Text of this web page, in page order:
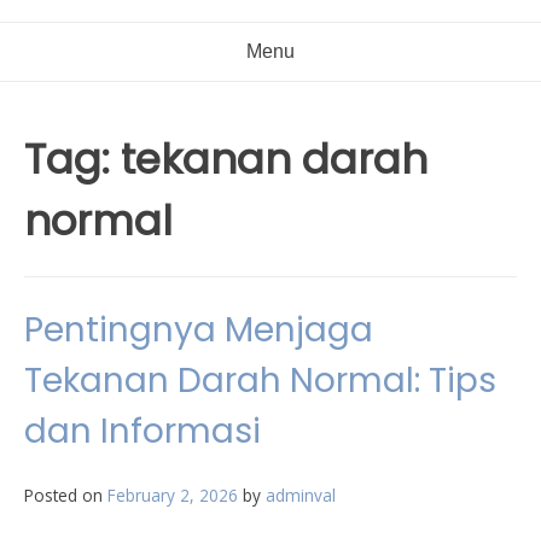
Menu
Tag: tekanan darah
normal
Pentingnya Menjaga
Tekanan Darah Normal: Tips
dan Informasi
Posted on February 2, 2026 by adminval